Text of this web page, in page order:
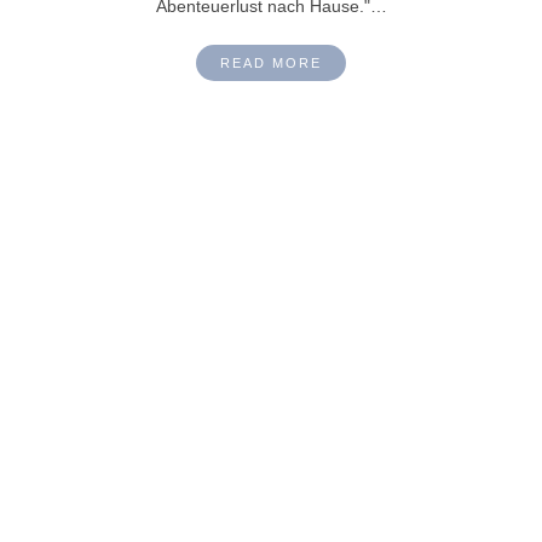
Abenteuerlust nach Hause."…
READ MORE